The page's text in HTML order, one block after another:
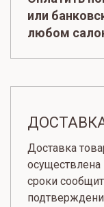
или
любом
Доставка
сроки